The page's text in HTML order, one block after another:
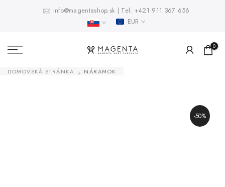
info@magentashop.sk | Tel: +421 911 367 656
EUR
0
DOMOVSKÁ STRÁNKA NÁRAMOK
-50%